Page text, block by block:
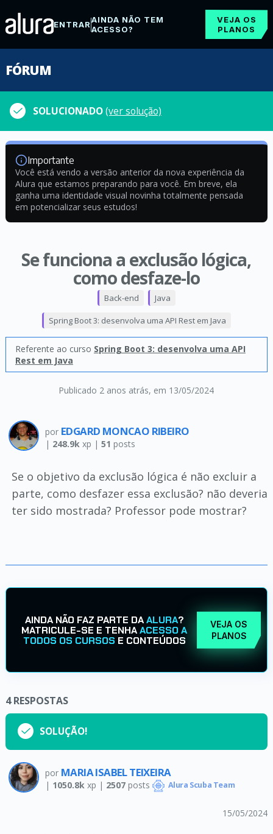
ENTRARAINDA NÃO TEM
ACESSO?
VEJA OS
PLANOS
FÓRUM
SOLUCIONADO(ver solução)
Importante
Você está vendo a versão anterior da nova experiência da
Alura que estamos preparando para você. Em breve, ela
ganha uma identidade visual novinha totalmente pensada
em potencializar seus estudos!
Se funciona a exclusão lógica,
como desfaze-lo
Publicado 2 anos atrás, em 13/05/2024
Back-end Java
Spring Boot 3: desenvolva uma API Rest em Java
Referente ao curso Spring Boot 3: desenvolva uma API
Rest em Java
por EDGARD MONCAO RIBEIRO
| 248.9kxp | 51 posts
Se o objetivo da exclusão lógica é não excluir a
parte, como desfazer essa exclusão? não deveria
ter sido mostrada? Professor pode mostrar?
AINDA NÃO FAZ PARTE DAALURA?
MATRICULE-SE E TENHAACESSO A
TODOS OS CURSOS E CONTEÚDOS
VEJA OS
PLANOS
4RESPOSTAS
SOLUÇÃO!
por MARIA ISABEL TEIXEIRA
| 1050.8k xp | 2507posts Alura Scuba Team
15/05/2024